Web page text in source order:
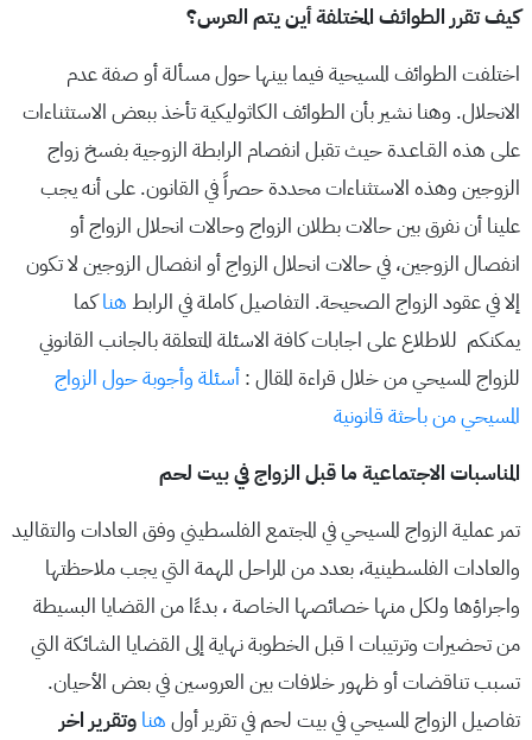
كيف تقرر الطوائف المختلفة أين يتم العرس؟
اختلفت الطوائف المسيحية فيما بينها حول مسألة أو صفة عدم
الانحلال. وهنا نشير بأن الطوائف الكاثوليكية تأخذ ببعض الاستثناءات
على هذه القـاعـدة حيث تقبل انفصام الرابطة الزوجية بفسخ زواج
الزوجين وهذه الاستثناءات محددة حصراً في القانون. على أنه يجب
علينا أن نفرق بين حالات بطلان الزواج وحالات انحلال الزواج أو
انفصال الزوجين، في حالات انحلال الزواج أو انفصال الزوجين لا تكون
إلا في عقود الزواج الصحيحة. التفاصيل كاملة في الرابط هناكما
يمكنكم للاطلاع على اجابات كافة الاسئلة المتعلقة بالجانب القانوني
للزواج المسيحي من خلال قراءة المقال : أسئلة وأجوبة حول الزواج
المسيحي من باحثة قانونية
المناسبات الاجتماعية ما قبل الزواج في بيت لحم
تمر عملية الزواج المسيحي في المجتمع الفلسطيني وفق العادات والتقاليد
والعادات الفلسطينية، بعدد من المراحل المهمة التي يجب ملاحظتها
واجراؤها ولكل منها خصائصها الخاصة ، بدءًا من القضايا البسيطة
من تحضيرات وترتيبات ا قبل الخطوبة نهاية إلى القضايا الشائكة التي
تسبب تناقضات أو ظهور خلافات بين العروسين في بعض الأحيان.
تفاصيل الزواج المسيحي في بيت لحم في تقرير أول هنا وتقرير اخر